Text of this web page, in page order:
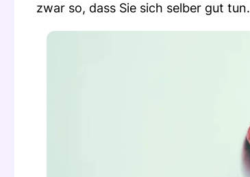
zwar so, dass Sie sich selber gut tun.